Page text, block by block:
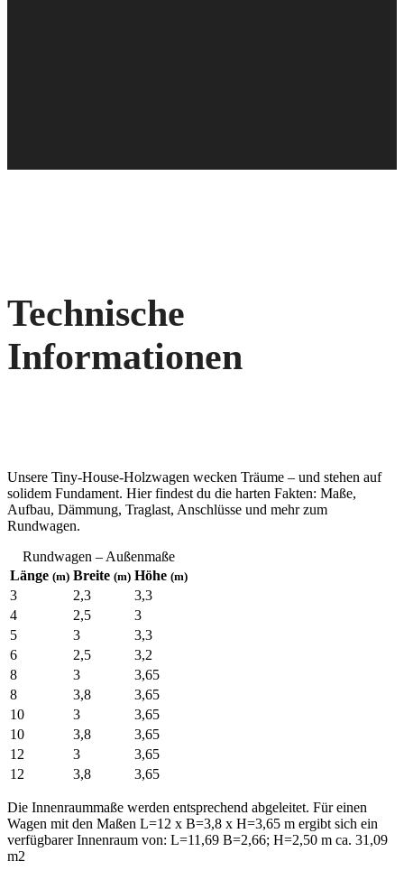
Technische
Informationen
Unsere Tiny-House-Holzwagen wecken Träume – und stehen auf
solidem Fundament. Hier findest du die harten Fakten: Maße,
Aufbau, Dämmung, Traglast, Anschlüsse und mehr zum
Rundwagen.
Rundwagen – Außenmaße
Länge (m) Breite (m) Höhe (m)
3 2,3
3,3
4
2,5
3
5
3
3,3
6
2,5
3,2
8
3
3,65
8
3,8
3,65
10
3
3,65
10
3,8
3,65
12
3
3,65
12
3,8 3,65
Die Innenraummaße werden entsprechend abgeleitet. Für einen
Wagen mit den Maßen L=12 x B=3,8 x H=3,65 m ergibt sich ein
verfügbarer Innenraum von: L=11,69 B=2,66; H=2,50 m ca. 31,09
m2